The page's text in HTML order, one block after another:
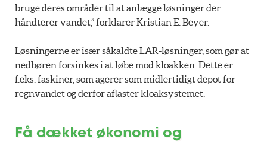
bruge deres områder til at anlægge løsninger der
håndterer vandet,” forklarer Kristian E. Beyer.
Løsningerne er især såkaldte LAR-løsninger, som gør at
nedbøren forsinkes i at løbe mod kloakken. Dette er
f.eks. faskiner, som agerer som midlertidigt depot for
regnvandet og derfor aflaster kloaksystemet.
Få dækket økonomi og